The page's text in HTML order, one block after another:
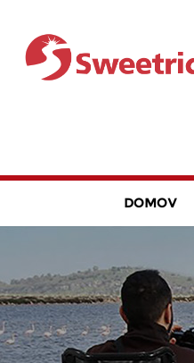
DOMOV